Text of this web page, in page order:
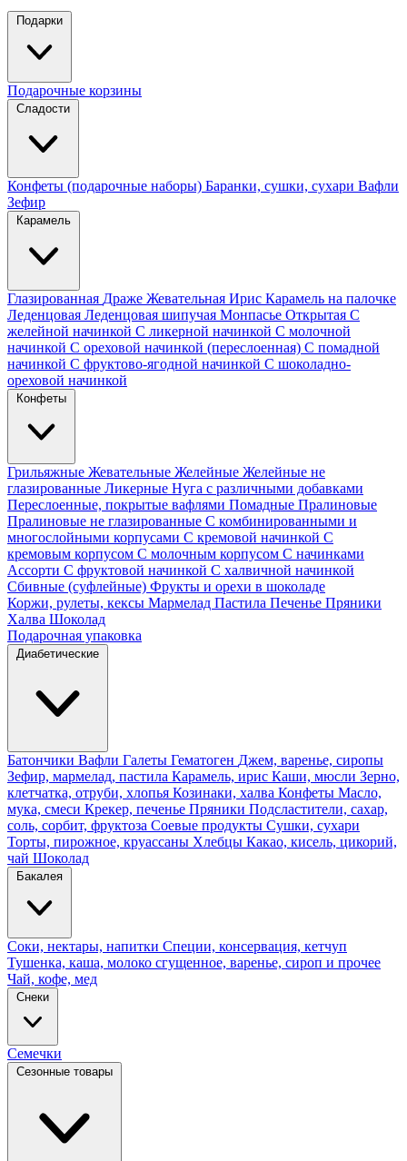
Подарки
Подарочные корзины
Сладости
Конфеты (подарочные наборы) Баранки, сушки, сухари Вафли
Зефир
Карамель
Глазированная Драже Жевательная Ирис Карамель на палочке
Леденцовая Леденцовая шипучая Монпасье Открытая С
желейной начинкой С ликерной начинкой С молочной
начинкой С ореховой начинкой (переслоенная) С помадной
начинкой С фруктово-ягодной начинкой С шоколадно-
ореховой начинкой
Конфеты
Грильяжные Жевательные Желейные Желейные не
глазированные Ликерные Нуга с различными добавками
Переслоенные, покрытые вафлями Помадные Пралиновые
Пралиновые не глазированные С комбинированными и
многослойными корпусами С кремовой начинкой С
кремовым корпусом С молочным корпусом С начинками
Ассорти С фруктовой начинкой С халвичной начинкой
Сбивные (суфлейные) Фрукты и орехи в шоколаде
Коржи, рулеты, кексы Мармелад Пастила Печенье Пряники
Халва Шоколад
Подарочная упаковка
Диабетические
Батончики Вафли Галеты Гематоген Джем, варенье, сиропы
Зефир, мармелад, пастила Карамель, ирис Каши, мюсли Зерно,
клетчатка, отруби, хлопья Козинаки, халва Конфеты Масло,
мука, смеси Крекер, печенье Пряники Подсластители, сахар,
соль, сорбит, фруктоза Соевые продукты Сушки, сухари
Торты, пирожное, круассаны Хлебцы Какао, кисель, цикорий,
чай Шоколад
Бакалея
Соки, нектары, напитки Специи, консервация, кетчуп
Тушенка, каша, молоко сгущенное, варенье, сироп и прочее
Чай, кофе, мед
Снеки
Семечки
Сезонные товары